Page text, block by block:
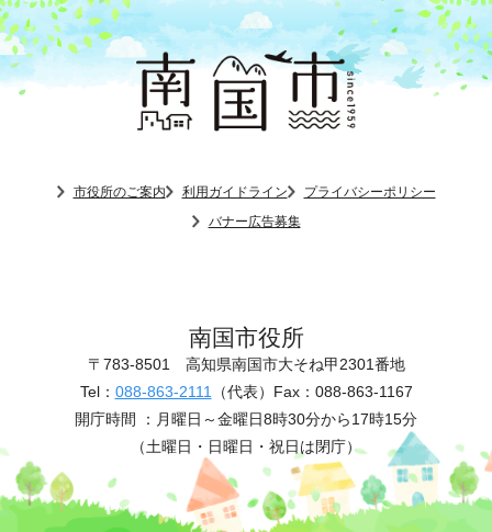
市役所のご案内 利用ガイドライン
プライバシーポリシー
バナー広告募集
南国市役所
〒783-8501 高知県南国市大そね甲2301番地
Tel： 088-863-2111 （代表） Fax：088-863-1167
開庁時間 ： 月曜日～金曜日8時30分から17時15分
（土曜日・日曜日・祝日は閉庁）